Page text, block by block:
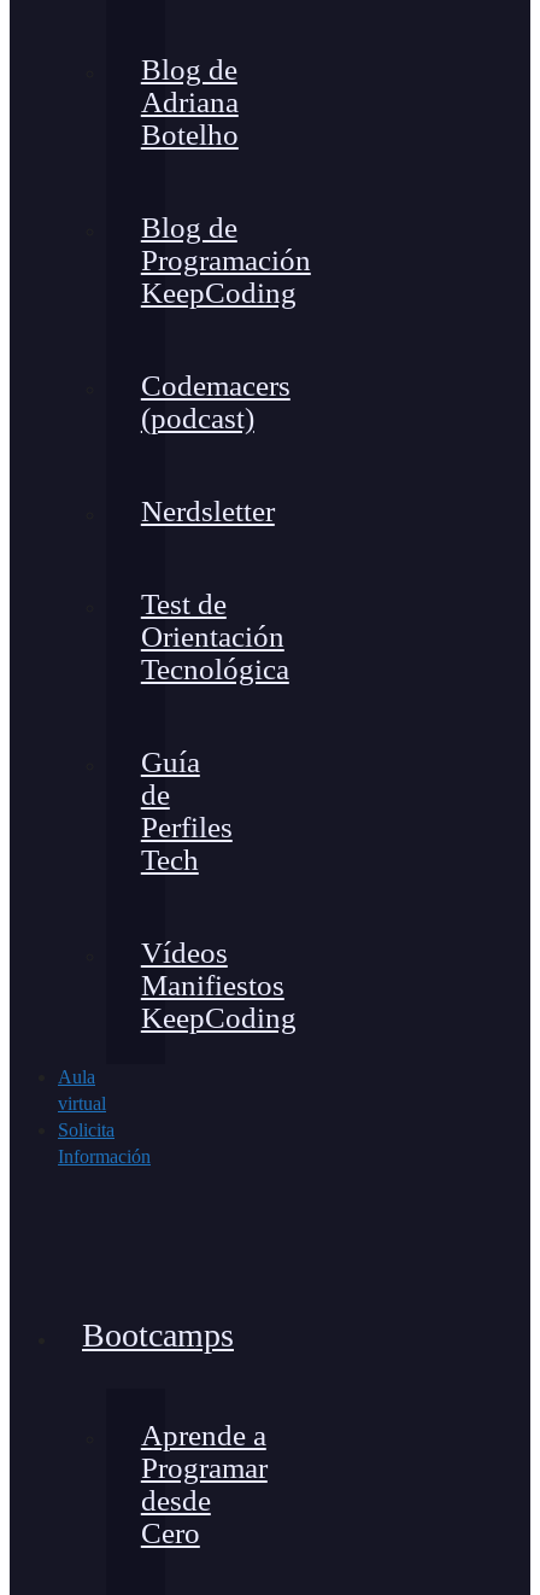
Blog de
Adriana
Botelho
Blog de
Programación
KeepCoding
Codemacers
(podcast)
Nerdsletter
Test de
Orientación
Tecnológica
Guía
de
Perfiles
Tech
Vídeos
Manifiestos
KeepCoding
Aula
virtual
Solicita
Información
Bootcamps
Aprende a
Programar
desde
Cero